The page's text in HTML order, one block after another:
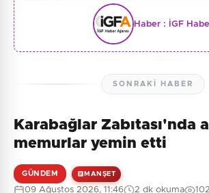
Haber : İGF
SONRAKI HABER
Karabağlar Zabıtası'nda
memurlar yemin etti
GÜNDEM MANŞET
09 Ağustos 2026, 11:46 2 dk okuma